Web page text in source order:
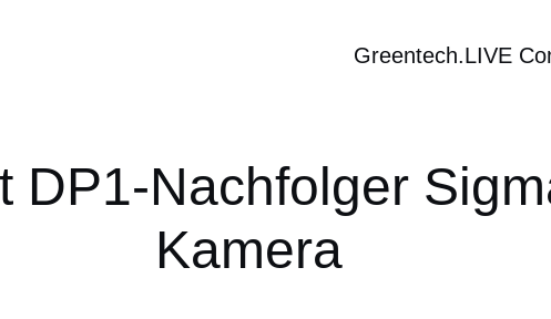
Greentech.LIVE
DP1-Nachfolger
Kamera